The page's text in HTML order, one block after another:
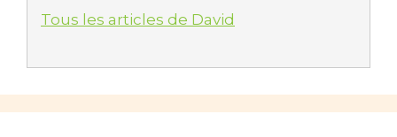
Tous les articles de David